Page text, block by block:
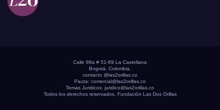
Calle 98a # 51-69 La Castellana
Bogotá, Colombia.
contacto @las2orillas.co
Pauta: comercial@las2orillas.co
Temas Juridicos: juridico@las2orillas.co
Todos los derechos reservados. Fundación Las Dos Orillas